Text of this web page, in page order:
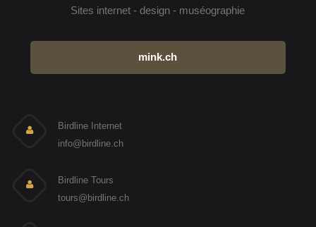
Sites internet - design - muséographie
mink.ch
Birdline Internet
info@birdline.ch
Birdline Tours
tours@birdline.ch